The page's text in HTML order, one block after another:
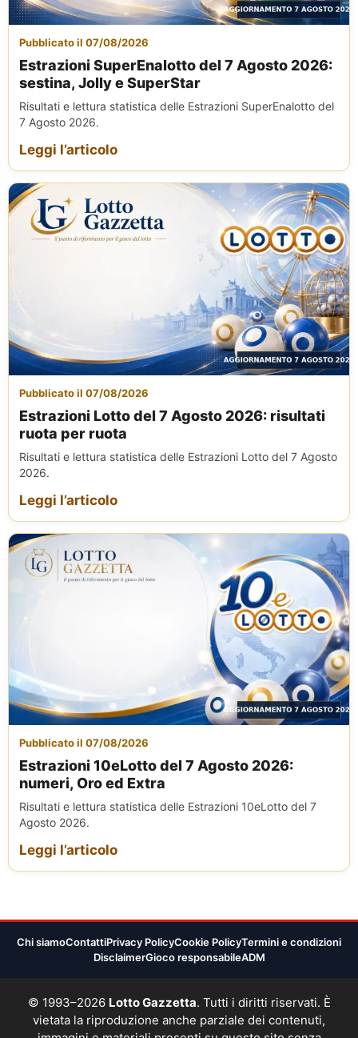
Pubblicato il 07/08/2026
Estrazioni SuperEnalotto del 7 Agosto 2026:
sestina, Jolly e SuperStar
Risultati e lettura statistica delle Estrazioni SuperEnalotto del
7 Agosto 2026.
Leggi l’articolo
Pubblicato il 07/08/2026
Estrazioni Lotto del 7 Agosto 2026: risultati
ruota per ruota
Risultati e lettura statistica delle Estrazioni Lotto del 7 Agosto
2026.
Leggi l’articolo
Pubblicato il 07/08/2026
Estrazioni 10eLotto del 7 Agosto 2026:
numeri, Oro ed Extra
Risultati e lettura statistica delle Estrazioni 10eLotto del 7
Agosto 2026.
Leggi l’articolo
Chi siamoContattiPrivacy PolicyCookie PolicyTermini e condizioni
DisclaimerGioco responsabileADM
© 1993–2026 Lotto Gazzetta. Tutti i diritti riservati. È
vietata la riproduzione anche parziale dei contenuti,